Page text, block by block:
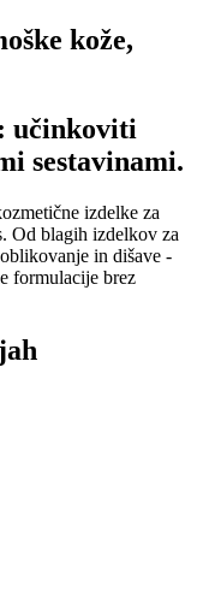
kože,
učinkoviti
sestavinami.
izdelke za
Od blagih izdelkov za
in dišave -
formulacije brez